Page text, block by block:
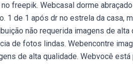
freepik. Webcasal dorme
1 de 1 após dr no estrela da casa,
não requerida imagens de alta
de fotos lindas. Webencontre
de alta qualidade. Webvocê